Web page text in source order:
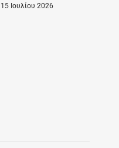
15 Ιουλίου 2026